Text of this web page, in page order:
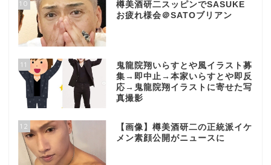
10
樽美酒研二スッピンでSASUKE
お疲れ様会＠SATOブリアン
11
鬼龍院翔いらすとや風イラスト募
集→即中止→本家いらすとや即反
応→鬼龍院翔イラストに寄せた写
真撮影
12
【画像】樽美酒研二の正統派イケ
メン素顔公開がニュースに